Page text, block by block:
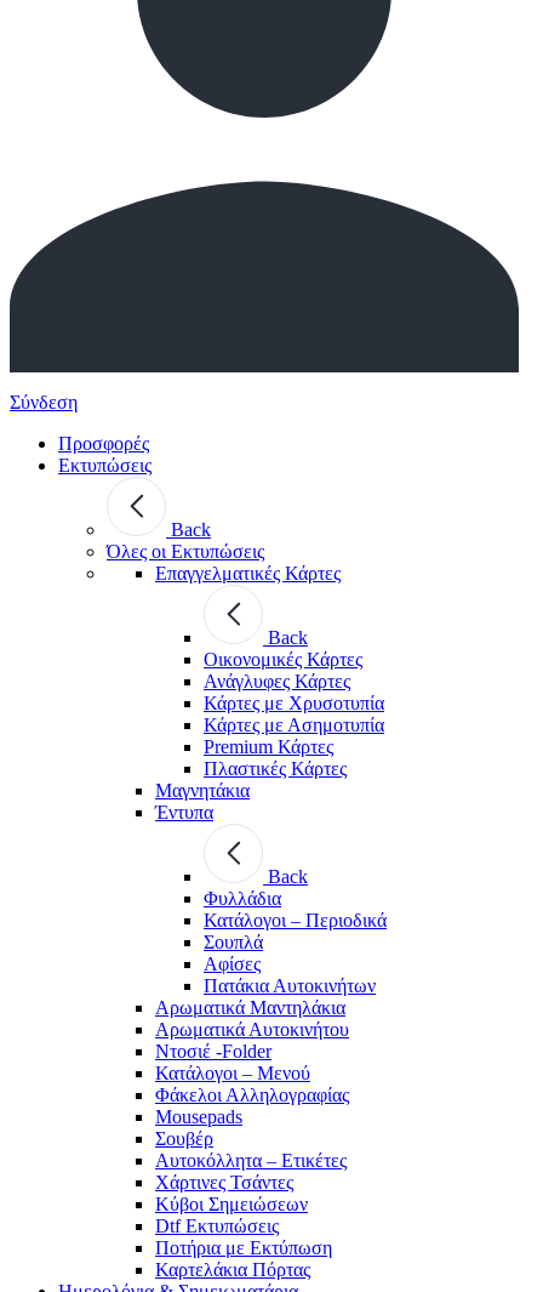
Σύνδεση
Προσφορές
Εκτυπώσεις
Back
Όλες οι Εκτυπώσεις
Επαγγελματικές Κάρτες
Back
Οικονομικές Κάρτες
Ανάγλυφες Κάρτες
Κάρτες με Χρυσοτυπία
Κάρτες με Ασημοτυπία
Premium Κάρτες
Πλαστικές Κάρτες
Μαγνητάκια
Έντυπα
Back
Φυλλάδια
Κατάλογοι – Περιοδικά
Σουπλά
Αφίσες
Πατάκια Αυτοκινήτων
Αρωματικά Μαντηλάκια
Αρωματικά Αυτοκινήτου
Ντοσιέ -Folder
Κατάλογοι – Μενού
Φάκελοι Αλληλογραφίας
Mousepads
Σουβέρ
Αυτοκόλλητα – Ετικέτες
Χάρτινες Τσάντες
Κύβοι Σημειώσεων
Dtf Εκτυπώσεις
Ποτήρια με Εκτύπωση
Καρτελάκια Πόρτας